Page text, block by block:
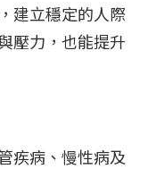
建立穩定的人際
壓力，也能提升
疾病、慢性病及